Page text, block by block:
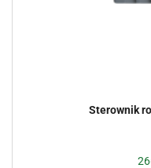
Sterownik